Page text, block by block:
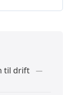
til drift
—